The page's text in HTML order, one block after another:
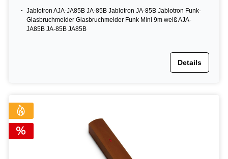
Jablotron AJA-JA85B JA-85B Jablotron JA-85B Jablotron Funk-
Glasbruchmelder Glasbruchmelder Funk Mini 9m weiß AJA-
JA85B JA-85B JA85B
Details